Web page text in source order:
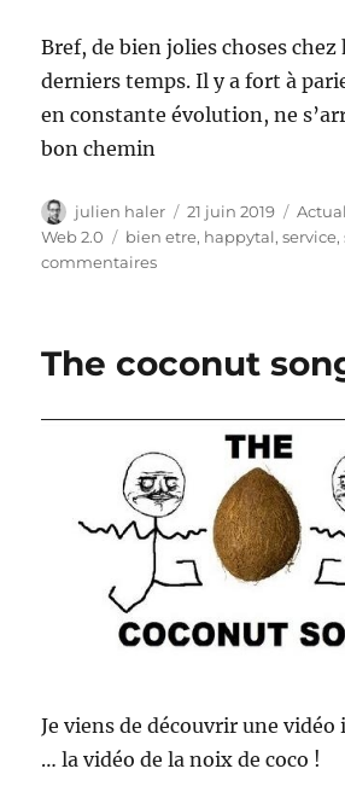
Bref, de bien jolies choses chez
derniers temps. Il y a fort à
en constante évolution, ne
bon chemin
Auteur
julien haler
Publié
le
21 juin 2019
Web 2.0
Étiquettes
bien etre, happytal,service,
commentairessur
neuve
The coconut
Je viens de découvrir une
… la vidéo de la noix de coco !